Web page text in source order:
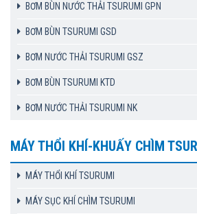
BƠM BÙN NƯỚC THẢI TSURUMI GPN
BƠM BÙN TSURUMI GSD
BƠM NƯỚC THẢI TSURUMI GSZ
BƠM BÙN TSURUMI KTD
BƠM NƯỚC THẢI TSURUMI NK
MÁY THỔI KHÍ-KHUẤY CHÌM
MÁY THỔI KHÍ TSURUMI
MÁY SỤC KHÍ CHÌM TSURUMI